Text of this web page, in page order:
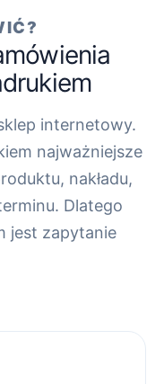
internetowy.
najważniejsze
nakładu,
Dlatego
jest zapytanie